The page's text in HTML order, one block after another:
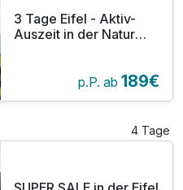
3 Tage Eifel - Aktiv-
Auszeit in der Natur
p.P. ab 189€
4 Tage